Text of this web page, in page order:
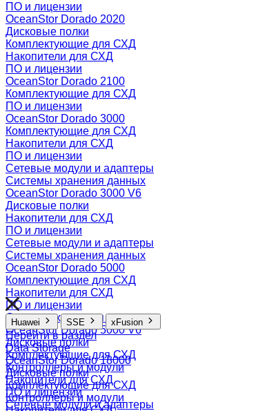
ПО и лицензии
OceanStor Dorado 2020
Дисковые полки
Комплектующие для СХД
Накопители для СХД
ПО и лицензии
OceanStor Dorado 2100
Комплектующие для СХД
ПО и лицензии
OceanStor Dorado 3000
Комплектующие для СХД
Накопители для СХД
ПО и лицензии
Сетевые модули и адаптеры
Системы хранения данных
OceanStor Dorado 3000 V6
Дисковые полки
Накопители для СХД
ПО и лицензии
Сетевые модули и адаптеры
Системы хранения данных
OceanStor Dorado 5000
Комплектующие для СХД
Накопители для СХД
ПО и лицензии
Системы хранения данных
OceanStor Dorado 5000 V6
Дисковые полки
Комплектующие для СХД
Контроллеры и модули
Накопители для СХД
ПО и лицензии
Сетевые модули и адаптеры
Huawei SSE xFusion
Перейти в раздел
Data Storage
OceanStor Dorado 18000
Дисковые полки
Комплектующие для СХД
Контроллеры и модули